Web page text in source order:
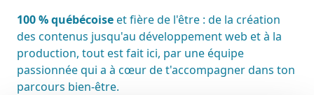
100 % québécoiseet fière de l'être : de la création
des contenus jusqu'au développement web et à la
production, tout est fait ici, par une équipe
passionnée qui a à cœur de t'accompagner dans ton
parcours bien-être.